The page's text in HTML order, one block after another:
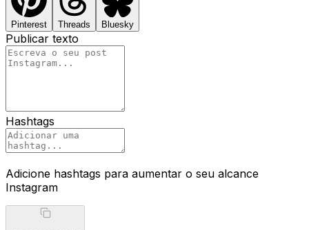
Pinterest Threads Bluesky
Publicar texto
Hashtags
Adicione hashtags para aumentar o seu alcance
Instagram